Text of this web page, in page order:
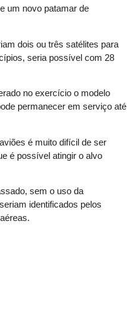
um novo patamar de
dois ou três satélites para
seria possível com 28
no exercício o modelo
permanecer em serviço até
é muito difícil de ser
é possível atingir o alvo
sem o uso da
identificados pelos